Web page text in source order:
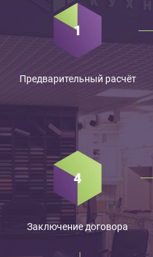
Предварительный расчёт
Заключение договора